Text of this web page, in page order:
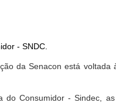
- SNDC.
da Senacon está voltada
Consumidor - Sindec,